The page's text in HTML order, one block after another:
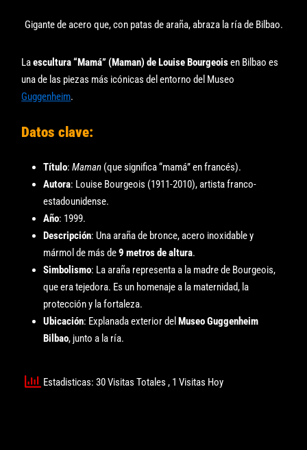
Gigante de acero que, con patas de araña, abraza la ría de Bilbao.
Laescultura “Mamá” (Maman) de Louise Bourgeoisen Bilbao es
una de las piezas más icónicas del entorno del Museo
Guggenheim.
Datos clave:
Título:Maman (que significa “mamá” en francés).
Autora: Louise Bourgeois (1911-2010), artista franco-
estadounidense.
Año: 1999.
Descripción: Una araña de bronce, acero inoxidable y
mármol de más de9 metros de altura.
Simbolismo: La araña representa a la madre de Bourgeois,
que era tejedora. Es un homenaje a la maternidad, la
protección y la fortaleza.
Ubicación: Explanada exterior delMuseo Guggenheim
Bilbao, junto a la ría.
Estadisticas: 30 Visitas Totales, 1 Visitas Hoy